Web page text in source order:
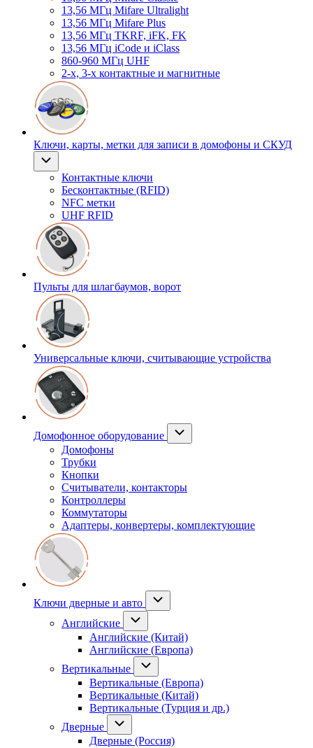
13,56 МГц Mifare Ultralight
13,56 МГц Mifare Plus
13,56 МГц TKRF, iFK, FK
13,56 МГц iCode и iClass
860-960 МГц UHF
2-х, 3-х контактные и магнитные
Ключи, карты, метки для записи в домофоны и СКУД
Контактные ключи
Бесконтактные (RFID)
NFC метки
UHF RFID
Пульты для шлагбаумов, ворот
Универсальные ключи, считывающие устройства
Домофонное оборудование
Домофоны
Трубки
Кнопки
Считыватели, контакторы
Контроллеры
Коммутаторы
Адаптеры, конвертеры, комплектующие
Ключи дверные и авто
Английские
Английские (Китай)
Английские (Европа)
Вертикальные
Вертикальные (Европа)
Вертикальные (Китай)
Вертикальные (Турция и др.)
Дверные
Дверные (Россия)